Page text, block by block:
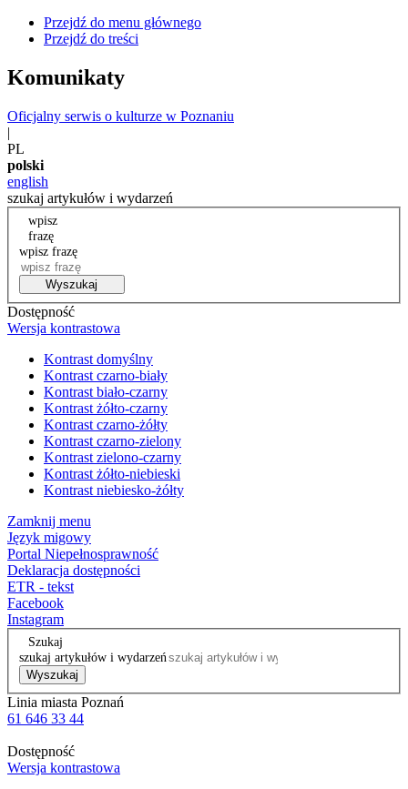
Przejdź do menu głównego
Przejdź do treści
Komunikaty
Oficjalny serwis o kulturze w Poznaniu
|
PL
polski
english
szukaj artykułów i wydarzeń
wpisz
frazę
wpisz frazę
Wyszukaj
Dostępność
Wersja kontrastowa
Kontrast domyślny
Kontrast czarno-biały
Kontrast biało-czarny
Kontrast żółto-czarny
Kontrast czarno-żółty
Kontrast czarno-zielony
Kontrast zielono-czarny
Kontrast żółto-niebieski
Kontrast niebiesko-żółty
Zamknij menu
Język migowy
Portal Niepełnosprawność
Deklaracja dostępności
ETR - tekst
Facebook
Instagram
Szukaj
szukaj artykułów i wydarzeń
Wyszukaj
Linia miasta Poznań
61 646 33 44
Dostępność
Wersja kontrastowa